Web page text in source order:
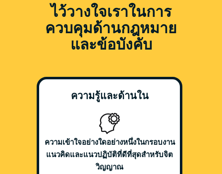
ไว้วางใจเราในการ
ควบคุมด้านกฎหมาย
และข้อบังคับ
ความรู้และด้านใน
ความเข้าใจอย่างใดอย่างหนึ่งในกรอบงาน
แนวคิดและแนวปฏิบัติที่ดีที่สุดสำหรับจิต
วิญญาณ